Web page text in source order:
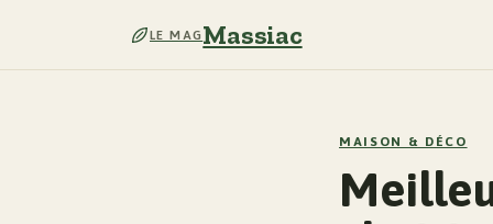
LE MAGMassiac
MAISON & DÉCO